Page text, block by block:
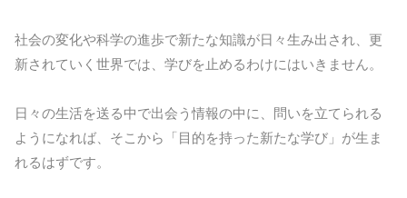
社会の変化や科学の進歩で新たな知識が日々生み出され、更
新されていく世界では、学びを止めるわけにはいきません。
日々の生活を送る中で出会う情報の中に、問いを立てられる
ようになれば、そこから「目的を持った新たな学び」が生ま
れるはずです。